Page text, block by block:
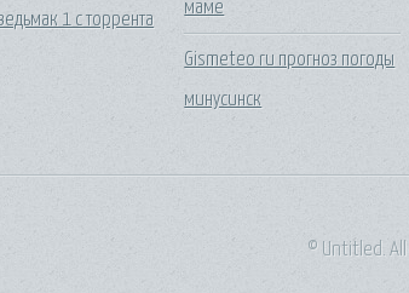
1 с торрента
маме
Gismeteo ru прогноз погоды
минусинск
© Untitled.